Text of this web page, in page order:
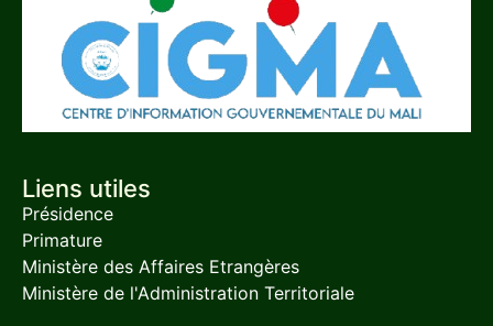
Liens utiles
Présidence
Primature
Ministère des Affaires Etrangères
Ministère de l'Administration Territoriale